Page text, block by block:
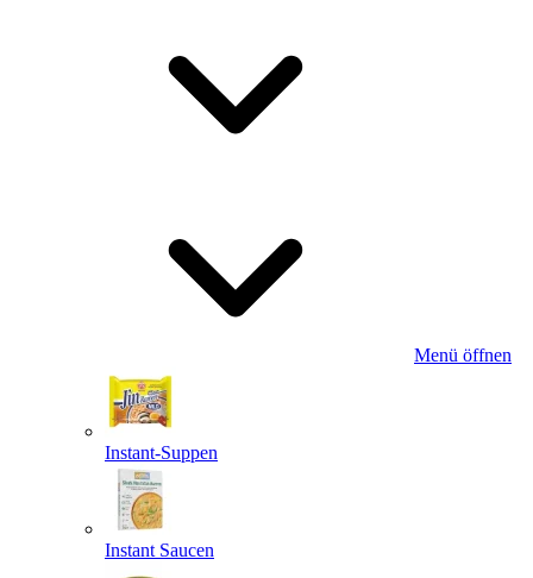
Menü öffnen
Instant-Suppen
Instant Saucen